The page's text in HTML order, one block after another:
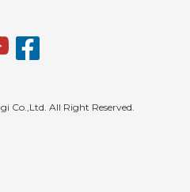
Co.,Ltd. All Right Reserved.